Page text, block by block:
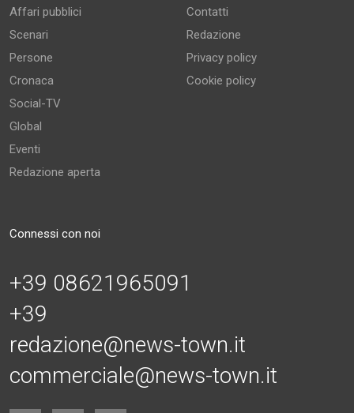
Affari pubblici
Scenari
Persone
Cronaca
Social-TV
Global
Eventi
Redazione aperta
Contatti
Redazione
Privacy policy
Cookie policy
Connessi con noi
+39 08621965091
+39
redazione@news-town.it
commerciale@news-town.it